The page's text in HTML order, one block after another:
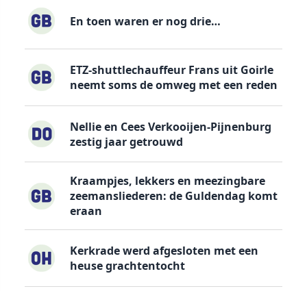
En toen waren er nog drie…
ETZ-shuttlechauffeur Frans uit Goirle
neemt soms de omweg met een reden
Nellie en Cees Verkooijen-Pijnenburg
zestig jaar getrouwd
Kraampjes, lekkers en meezingbare
zeemansliederen: de Guldendag komt
eraan
Kerkrade werd afgesloten met een
heuse grachtentocht